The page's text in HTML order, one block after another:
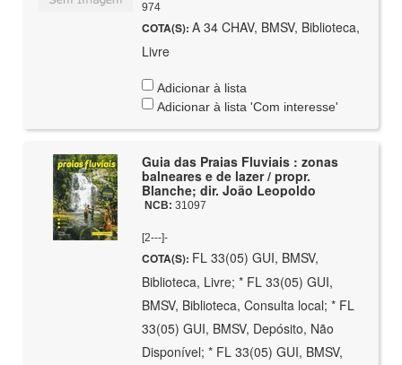
974
COTA(S): A 34 CHAV, BMSV, Biblioteca,
Livre
Adicionar à lista
Adicionar à lista 'Com interesse'
Guia das Praias Fluviais : zonas
balneares e de lazer / propr.
Blanche; dir. João Leopoldo
NCB: 31097
[2---]-
COTA(S): FL 33(05) GUI, BMSV,
Biblioteca, Livre; * FL 33(05) GUI,
BMSV, Biblioteca, Consulta local; * FL
33(05) GUI, BMSV, Depósito, Não
Disponível; * FL 33(05) GUI, BMSV,